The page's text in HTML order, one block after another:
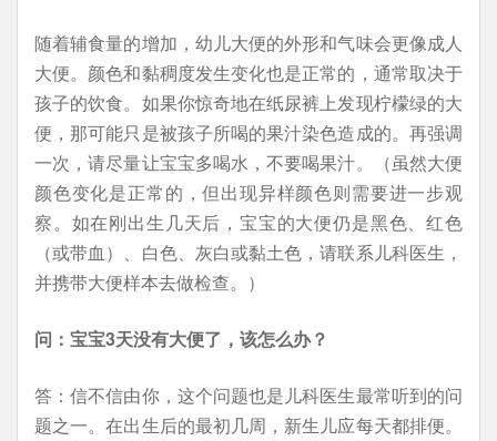
随着辅食量的增加，幼儿大便的外形和气味会更像成人
大便。颜色和黏稠度发生变化也是正常的，通常取决于
孩子的饮食。如果你惊奇地在纸尿裤上发现柠檬绿的大
便，那可能只是被孩子所喝的果汁染色造成的。再强调
一次，请尽量让宝宝多喝水，不要喝果汁。（虽然大便
颜色变化是正常的，但出现异样颜色则需要进一步观
察。如在刚出生几天后，宝宝的大便仍是黑色、红色
（或带血）、白色、灰白或黏土色，请联系儿科医生，
并携带大便样本去做检查。）
问：宝宝3天没有大便了，该怎么办？
答：信不信由你，这个问题也是儿科医生最常听到的问
题之一。在出生后的最初几周，新生儿应每天都排便。